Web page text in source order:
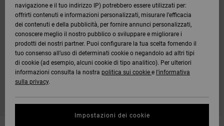
FILTROnavigazione e il tuo indirizzo IP) potrebbero essere utilizzati per:
offrirti contenuti e informazioni personalizzati, misurare l’efficacia
dei contenuti e della pubblicità, per fornire annunci personalizzati,
conoscere meglio il nostro pubblico o sviluppare e migliorare i
prodotti dei nostri partner. Puoi configurare la tua scelta fornendo il
tuo consenso all’uso di determinati cookie o negandolo ad altri tipi
di cookie (ad esempio, alcuni cookie di tipo analitico). Per ulteriori
informazioni consulta la nostra politica sui cookie e l'informativa
sulla privacy.
Impostazioni dei cookie